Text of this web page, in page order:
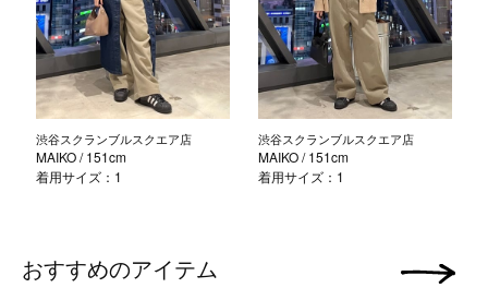
渋谷スクランブルスクエア店
MAIKO/ 151cm
着用サイズ：1
渋谷スクランブルスクエア店
MAIKO/ 151cm
着用サイズ：1
おすすめのアイテム 次の画像